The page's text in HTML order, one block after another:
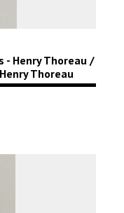
- Henry Thoreau /
Thoreau